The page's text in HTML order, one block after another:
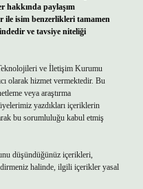
hakkında paylaşım
ile isim benzerlikleri tamamen
ve tavsiye niteliği
ve İletişim Kurumu
olarak hizmet vermektedir. Bu
veya araştırma
yazdıkları içeriklerin
bu sorumluluğu kabul etmiş
düşündüğünüz içerikleri,
halinde, ilgili içerikler yasal